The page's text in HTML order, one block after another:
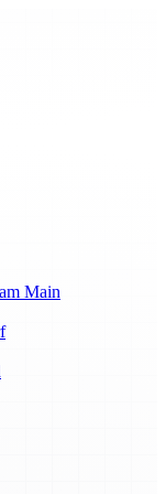
Main